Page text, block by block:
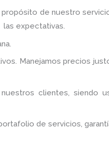
de nuestro
las expectativas.
Manejamos precios
clientes, siendo
de servicios,